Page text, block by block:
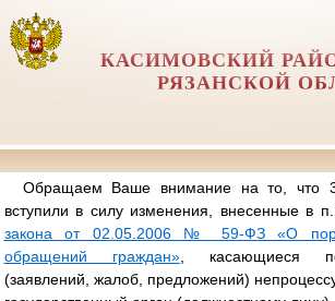
КАСИМОВСКИЙ
РЯЗАНСКОЙ
Обращаем Ваше внимание на то, что
вступили в силу изменения, внесенные в
закона от 02.05.2006 № 59-ФЗ «О
обращений граждан», касающиеся
(заявлений, жалоб, предложений)